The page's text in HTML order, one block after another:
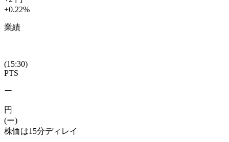
+0.22%
業績
(15:30)
PTS
ー
円
(ー)
株価は15分ディレイ